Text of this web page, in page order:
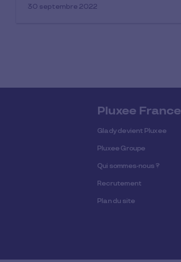
30 septembre 2022
Pluxee France
Glady devient Pluxee
Pluxee Groupe
Qui sommes-nous ?
Recrutement
Plan du site